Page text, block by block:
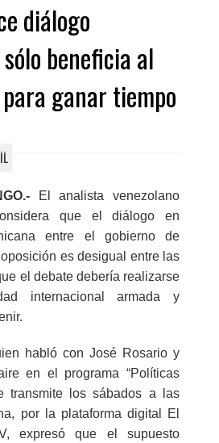
diálogo
beneficia al
ganar tiempo
El analista venezolano
que el diálogo en
entre el gobierno de
es desigual entre las
el debate debería realizarse
internacional armada y
habló con José Rosario y
en el programa “Políticas
transmite los sábados a las
por la plataforma digital El
expresó que el supuesto